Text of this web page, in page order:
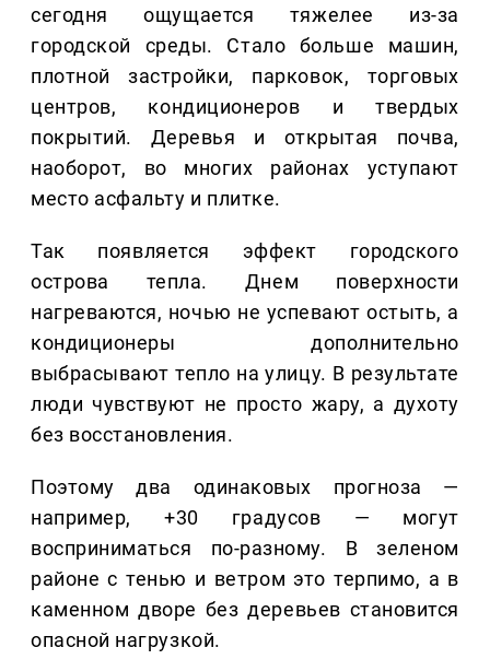
сегодня ощущается тяжелее из-за
городской среды. Стало больше машин,
плотной застройки, парковок, торговых
центров, кондиционеров и твердых
покрытий. Деревья и открытая почва,
наоборот, во многих районах уступают
место асфальту и плитке.
Так появляется эффект городского
острова тепла. Днем поверхности
нагреваются, ночью не успевают остыть, а
кондиционеры дополнительно
выбрасывают тепло на улицу. В результате
люди чувствуют не просто жару, а духоту
без восстановления.
Поэтому два одинаковых прогноза —
например, +30 градусов — могут
восприниматься по-разному. В зеленом
районе с тенью и ветром это терпимо, а в
каменном дворе без деревьев становится
опасной нагрузкой.